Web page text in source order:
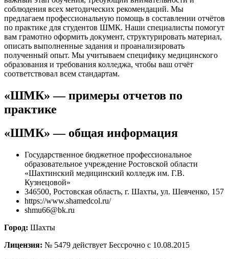
соблюдения всех методических рекомендаций. Мы
предлагаем профессиональную помощь в составлении отчётов
по практике для студентов ШМК. Наши специалисты помогут
вам грамотно оформить документ, структурировать материал,
описать выполненные задания и проанализировать
полученный опыт. Мы учитываем специфику медицинского
образования и требования колледжа, чтобы ваш отчёт
соответствовал всем стандартам.
«ШМК» — примеры отчетов по
практике
«ШМК» — общая информация
Государственное бюджетное профессиональное
образовательное учреждение Ростовской области
«Шахтинский медицинский колледж им. Г.В.
Кузнецовой»
346500, Ростовская область, г. Шахты, ул. Шевченко, 157
https://www.shamedcol.ru/
shmu66@bk.ru
Город: Шахты
Лицензия: № 5479 действует Бессрочно с 10.08.2015